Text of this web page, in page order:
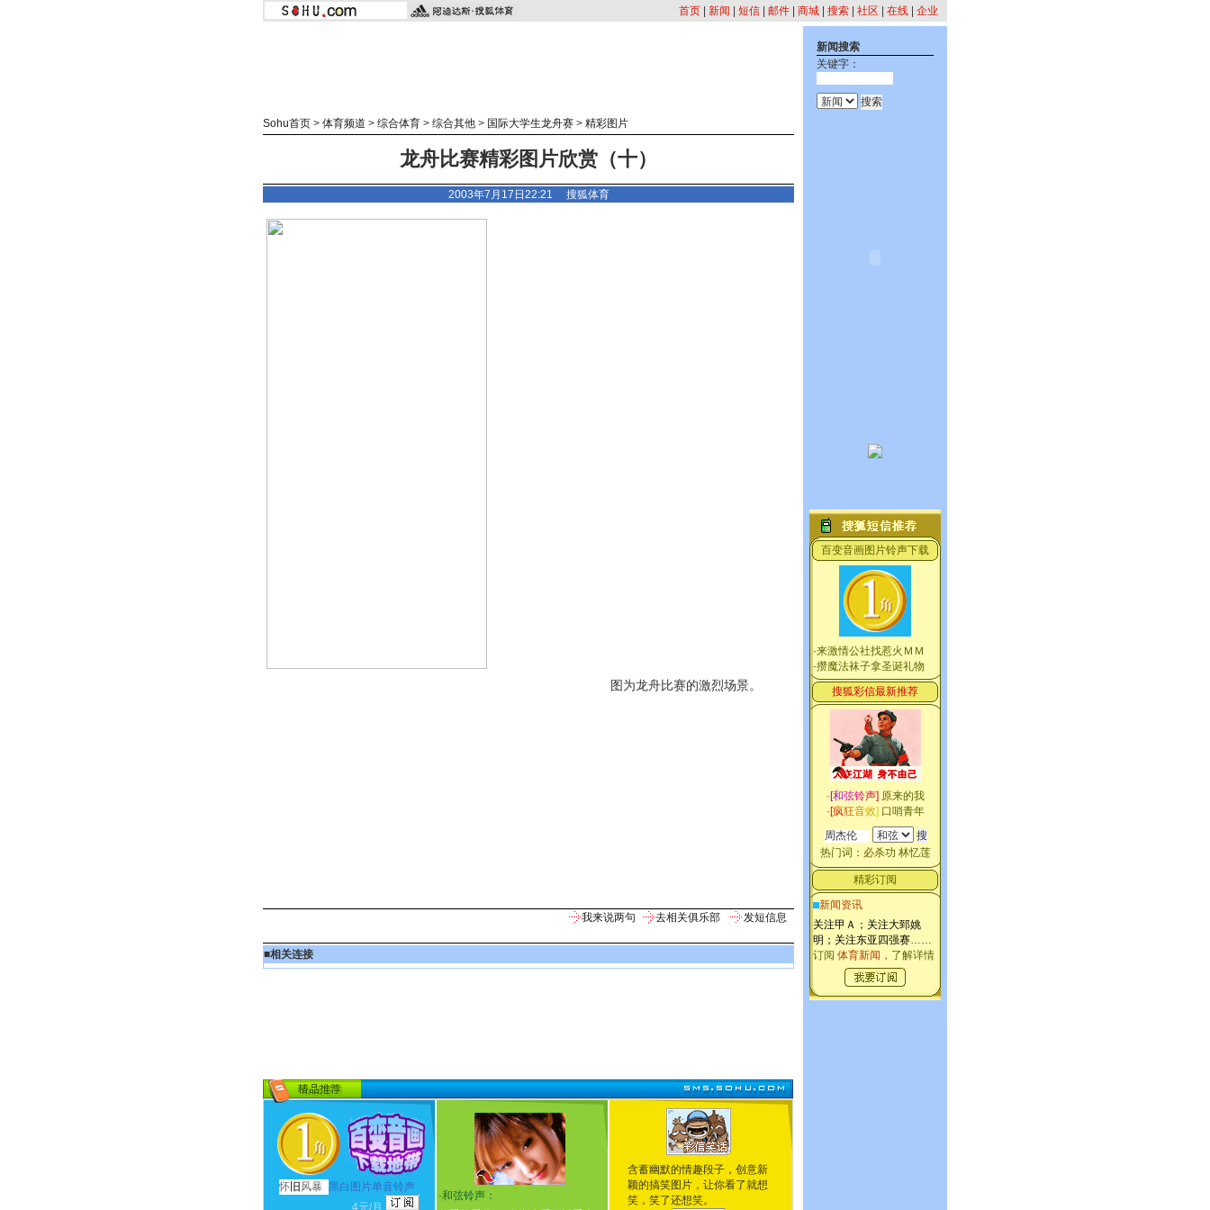
首页 新闻 短信 邮件 商城 搜索 社区 在线 企业
Sohu首页 > 体育频道 > 综合体育 > 综合其他 > 国际大学生龙舟赛 > 精彩图片
龙舟比赛精彩图片欣赏（十）
2003年7月17日22:21 搜狐体育
图为龙舟比赛的激烈场景。
我来说两句 去相关俱乐部 发短信息
■相关连接
怀 旧 风暴
黑白图片单音铃声
4元/月
·和弦铃声：
含蓄幽默的情趣段子，创意新
颖的搞笑图片，让你看了就想
笑，笑了还想笑。
新闻搜索
关键字：
百变音画图片铃声下载
·来激情公社找惹火ＭＭ
·攒魔法袜子拿圣诞礼物
搜狐彩信最新推荐
·[和弦铃声] 原来的我
·[疯狂音效] 口哨青年
热门词： 必杀功 林忆莲
精彩订阅
新闻资讯
关注甲Ａ；关注大郅姚
明；关注东亚四强赛……
订阅 体育新闻 ，了解详情